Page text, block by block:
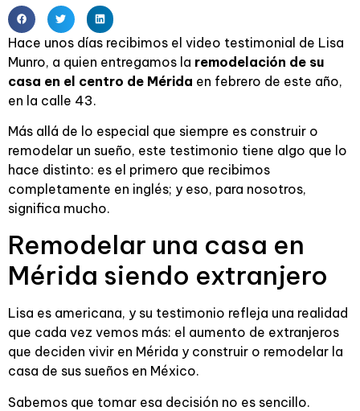
Hace unos días recibimos el video testimonial de Lisa
Munro, a quien entregamos la remodelación de su
casa en el centro de Mérida en febrero de este año,
en la calle 43.
Más allá de lo especial que siempre es construir o
remodelar un sueño, este testimonio tiene algo que lo
hace distinto: es el primero que recibimos
completamente en inglés; y eso, para nosotros,
significa mucho.
Remodelar una casa en
Mérida siendo extranjero
Lisa es americana, y su testimonio refleja una realidad
que cada vez vemos más: el aumento de extranjeros
que deciden vivir en Mérida y construir o remodelar la
casa de sus sueños en México.
Sabemos que tomar esa decisión no es sencillo.